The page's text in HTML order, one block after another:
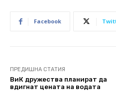
Facebook
ПРЕДИШНА СТАТИЯ
ВиК дружества планират да
вдигнат цената на водата